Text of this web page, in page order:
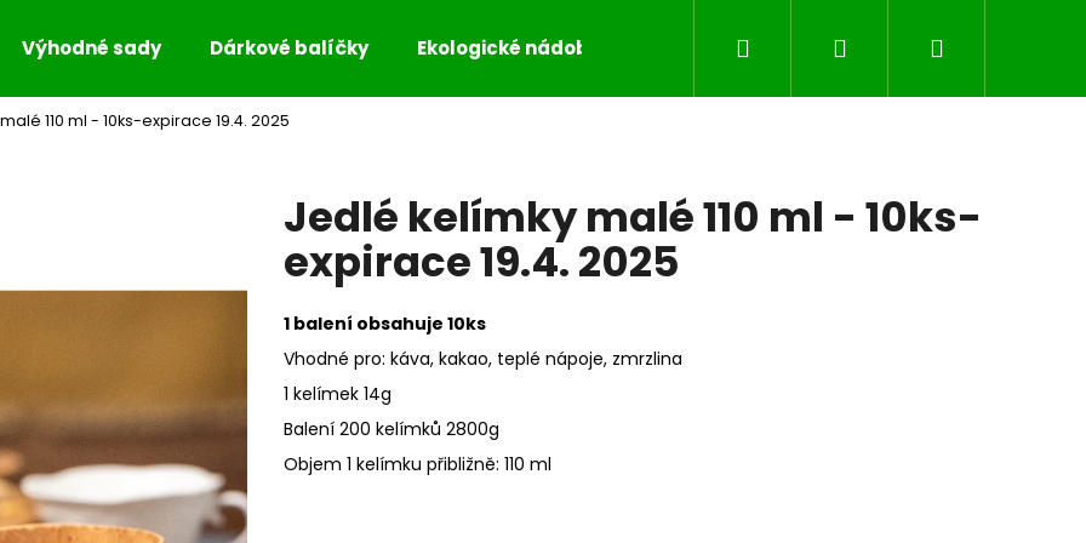
Výhodné sady Dárkové balíčky Ekologické nádobí Hledat PřihlášeníNákupní
110 ml - 10ks-expirace 19.4. 2025
Jedlé kelímky malé 110 ml - 10ks-
expirace 19.4. 2025
1 balení obsahuje 10ks
Vhodné pro: káva, kakao, teplé nápoje, zmrzlina
1 kelímek 14g
Balení 200 kelímků 2800g
Objem 1 kelímku přibližně: 110 ml
Co potřebujete najít?
HLEDAT